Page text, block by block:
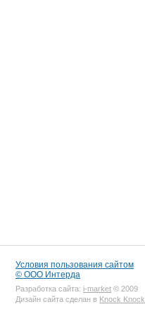
Условия пользования сайтом
© ООО Интерда
Разработка сайта: i-market © 2009
Дизайн сайта сделан в Knock Knock